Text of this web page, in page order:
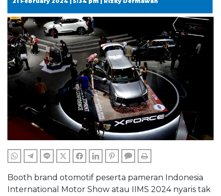
WHATSAPPTELEGRAM
LINE TWITTERFACEBOOKLINKEDINPINTERESTCOMMENTS
Booth brand otomotif peserta pameran Indonesia
International Motor Show atau IIMS 2024 nyaris tak